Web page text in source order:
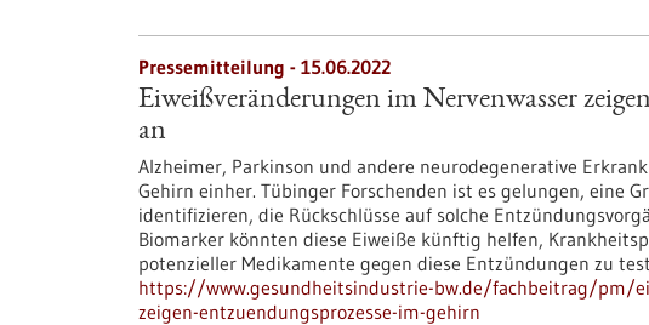
Pressemitteilung - 15.06.2022
Eiweißveränderungen im Nervenwasser
an
Alzheimer, Parkinson und andere neurodegenerative
Gehirn einher. Tübinger Forschenden ist es gelungen, eine
identifizieren, die Rückschlüsse auf solche
Biomarker könnten diese Eiweiße künftig helfen,
potenzieller Medikamente gegen diese Entzündungen zu
https://www.gesundheitsindustrie-bw.de/fachbeitrag/pm/
zeigen-entzuendungsprozesse-im-gehirn